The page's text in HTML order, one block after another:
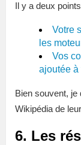
Il y a deux
Votre
les
Vos
ajoutée à
Bien souvent, je
Wikipédia de
6. Les